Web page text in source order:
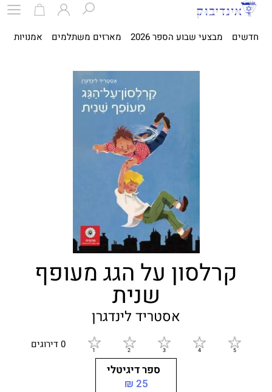
חדשים מבצעי שבוע הספר 2026 מארזים משתלמים אמנויות
קרלסון על הגג מעופף
שנית
אסטריד לינדגרן
0 דירוגים
ספר דיגיטלי
25 ₪